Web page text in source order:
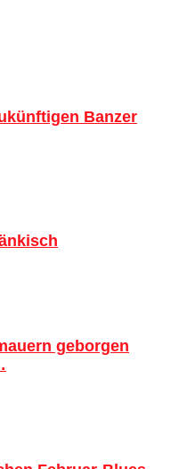
Banzer
geborgen